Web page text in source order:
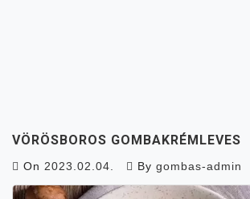
VÖRÖSBOROS GOMBAKRÉMLEVES
On 2023.02.04. By gombas-admin